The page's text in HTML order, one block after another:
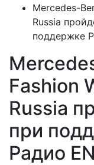
Mercedes-
Russia
поддержке
Fashion
Russia
при
Радио